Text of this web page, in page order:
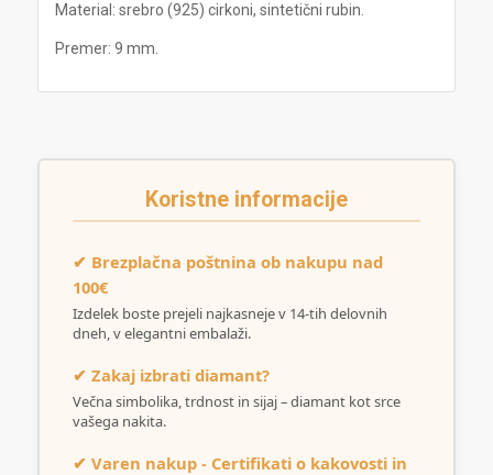
Material: srebro (925) cirkoni, sintetični rubin.
Premer: 9 mm.
Koristne informacije
✔ Brezplačna poštnina ob nakupu nad
100€
Izdelek boste prejeli najkasneje v 14-tih delovnih
dneh, v elegantni embalaži.
✔ Zakaj izbrati diamant?
Večna simbolika, trdnost in sijaj – diamant kot srce
vašega nakita.
✔ Varen nakup - Certifikati o kakovosti in